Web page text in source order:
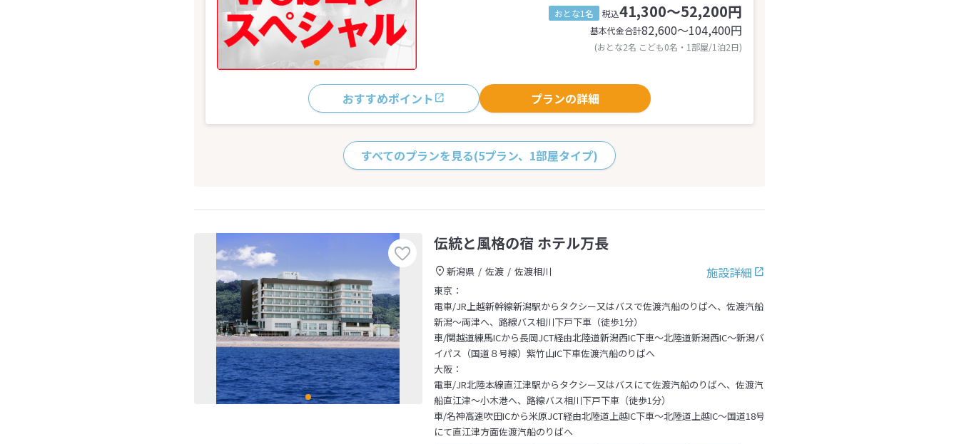
おとな1名 税込41,300～52,200円
基本代金合計82,600〜104,400円
(おとな2名 こども0名・1部屋/1泊2日)
おすすめポイント プランの詳細
すべてのプランを見る(5プラン、1部屋タイプ)
伝統と風格の宿 ホテル万長
施設詳細
新潟県 佐渡
佐渡相川
東京：
電車/JR上越新幹線新潟駅からタクシー又はバスで佐渡汽船のりばへ、佐渡汽船
新潟～両津へ、路線バス相川下戸下車（徒歩1分）
車/関越道練馬ICから長岡JCT経由北陸道新潟西IC下車～北陸道新潟西IC～新潟バ
イパス（国道８号線）紫竹山IC下車佐渡汽船のりばへ
大阪：
電車/JR北陸本線直江津駅からタクシー又はバスにて佐渡汽船のりばへ、佐渡汽
船直江津～小木港へ、路線バス相川下戸下車（徒歩1分）
車/名神高速吹田ICから米原JCT経由北陸道上越IC下車～北陸道上越IC～国道18号
にて直江津方面佐渡汽船のりばへ